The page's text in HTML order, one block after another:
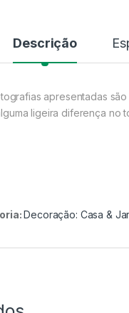
Descrição
apresentadas
ligeira diferença no
Decoração: Casa &